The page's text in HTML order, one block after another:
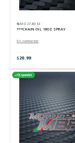
MO27-B353 ·
***CHAIN OIL 16OZ SPRAY
En commande
20.99
Disponible